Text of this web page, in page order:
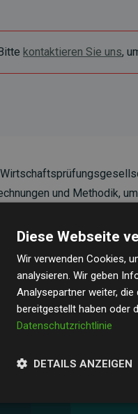
kontaktieren Sie uns,
und Methodik,
Prüfungen belegen, dass
200 % der
kompensieren – ein
Ansatzes.
Diese Webseite
Wir verwenden Cookies,
analysieren. Wir geben
Analysepartner weiter,
bereitgestellt haben oder
Datenschutzrichtlinie
DETAILS ANZEIGEN